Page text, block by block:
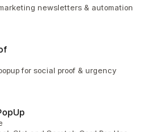
newsletters & automation
for social proof & urgency